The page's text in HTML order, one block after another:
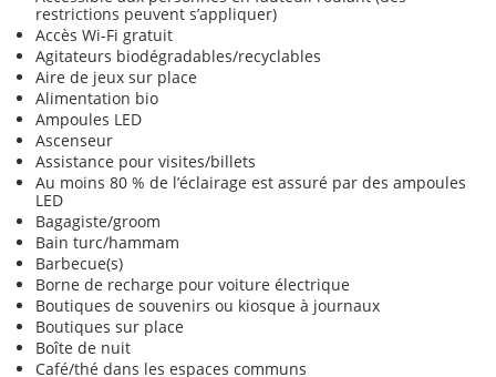
restrictions peuvent s’appliquer)
Accès Wi-Fi gratuit
Agitateurs biodégradables/recyclables
Aire de jeux sur place
Alimentation bio
Ampoules LED
Ascenseur
Assistance pour visites/billets
Au moins 80 % de l’éclairage est assuré par des ampoules
LED
Bagagiste/groom
Bain turc/hammam
Barbecue(s)
Borne de recharge pour voiture électrique
Boutiques de souvenirs ou kiosque à journaux
Boutiques sur place
Boîte de nuit
Café/thé dans les espaces communs